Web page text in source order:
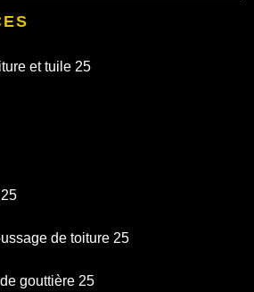
et tuile 25
de toiture 25
gouttière 25